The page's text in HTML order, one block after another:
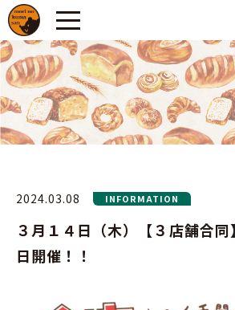
2024.03.08 INFORMATION
３月１４日（木）【３店舗合
日開催！！